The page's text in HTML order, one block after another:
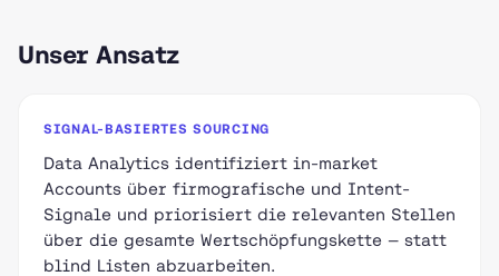
Unser Ansatz
SIGNAL-BASIERTES SOURCING
Data Analytics identifiziert in-market
Accounts über firmografische und Intent-
Signale und priorisiert die relevanten Stellen
über die gesamte Wertschöpfungskette — statt
blind Listen abzuarbeiten.